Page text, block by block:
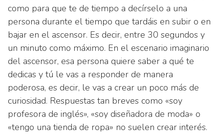
como para que te de tiempo a decírselo a una
persona durante el tiempo que tardáis en subir o en
bajar en el ascensor. Es decir, entre 30 segundos y
un minuto como máximo. En el escenario imaginario
del ascensor, esa persona quiere saber a qué te
dedicas y tú le vas a responder de manera
poderosa, es decir, le vas a crear un poco más de
curiosidad. Respuestas tan breves como «soy
profesora de inglés», «soy diseñadora de moda» o
«tengo una tienda de ropa» no suelen crear interés.